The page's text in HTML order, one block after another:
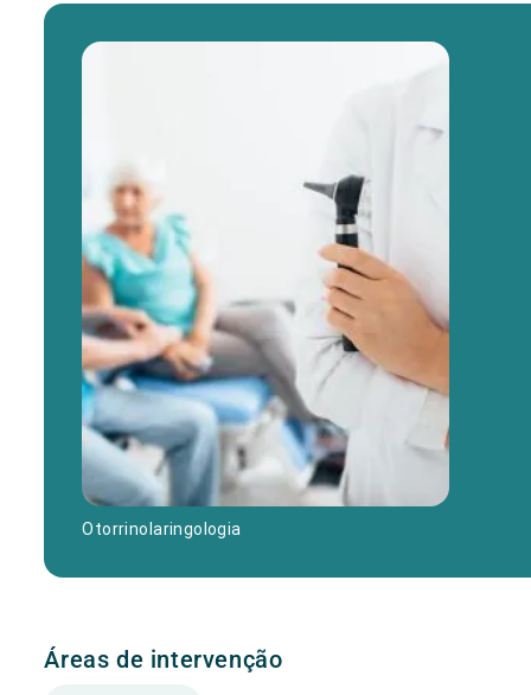
Otorrinolaringologia
Áreas de intervenção